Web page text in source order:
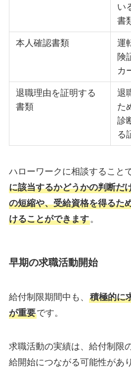
い
書
本人確認書類
運
険
カ
退職理由を証明する
書類
退
た
診
る
ハローワークに相談することで
に該当するかどうかの判断だ
の短縮や、受給資格を得るた
けることができます。
早期の求職活動開始
給付制限期間中も、 積極的に
が重要です。
求職活動の実績は、給付制限
給開始につながる可能性があ